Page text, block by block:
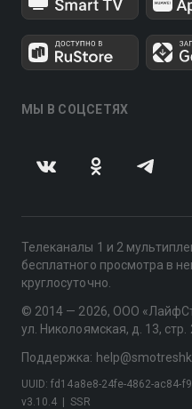
МЫ В СОЦСЕТЯХ
Телеканалы 1 и 2
бесплатного просмотра в
круглосуточно.
© 2014 — 2026, ООО
ул. Николоямская, д. 13,
Поддержка:
v3.10.4 SSR
UUID: fd14a8e8-24fe-4862-ac84-